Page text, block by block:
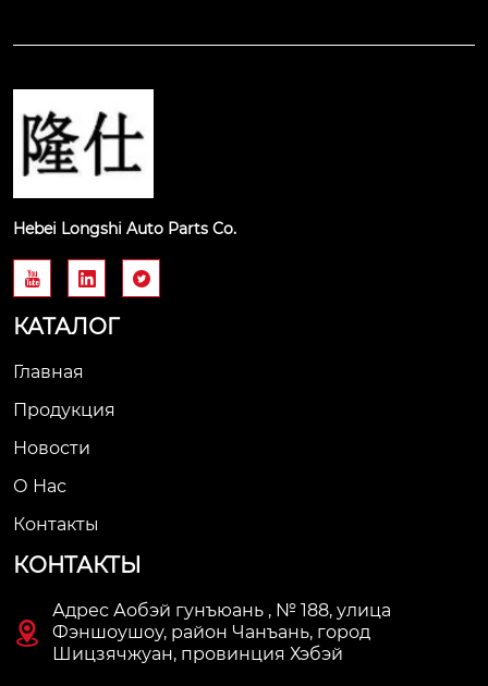
Hebei Longshi Auto Parts Co.
  
КАТАЛОГ
Главная
Продукция
Новости
О Нас
Контакты
КОНТАКТЫ

Адрес Аобэй гунъюань , № 188, улица
Фэншоушоу, район Чанъань, город
Шицзячжуан, провинция Хэбэй